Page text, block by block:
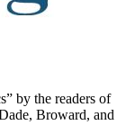
by the readers of
Broward, and